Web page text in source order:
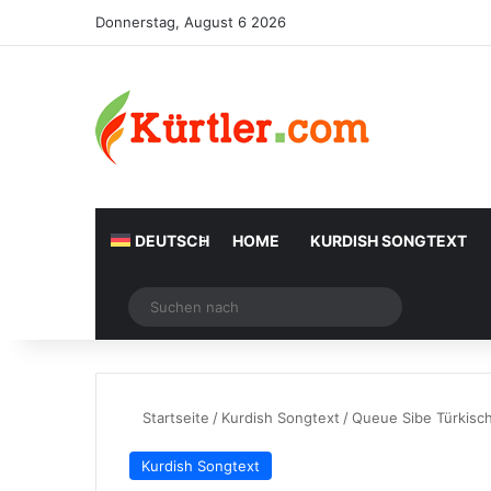
Donnerstag, August 6 2026
DEUTSCH HOME KURDISH SONGTEXT
Zufälliger Artikel
nach
Startseite / Kurdish Songtext /Queue Sibe
Kurdish Songtext